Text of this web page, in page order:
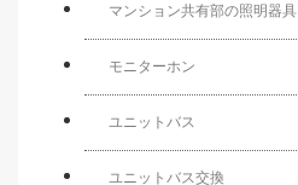
マンション共有部の照明器具
モニターホン
ユニットバス
ユニットバス交換